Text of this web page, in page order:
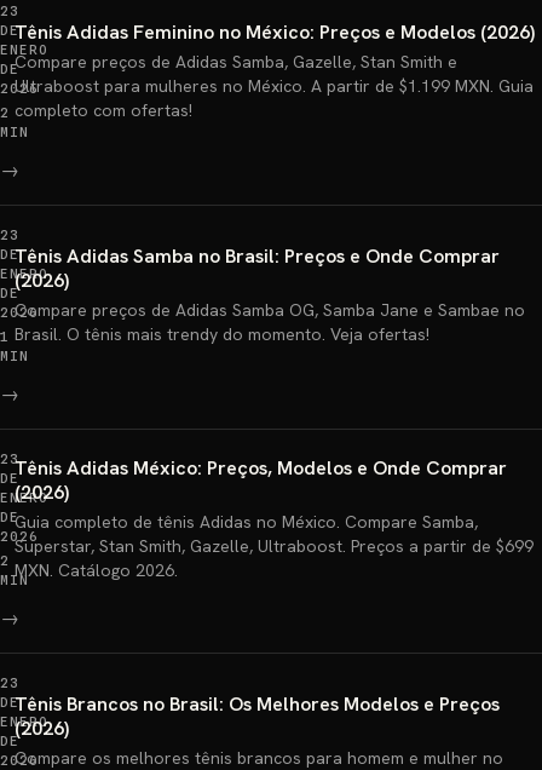
23
DE
ENERO
DE
2026
2
MIN
Tênis Adidas Feminino no México: Preços e Modelos (2026)
Compare preços de Adidas Samba, Gazelle, Stan Smith e
Ultraboost para mulheres no México. A partir de $1.199 MXN. Guia
completo com ofertas!
→
23
DE
ENERO
DE
2026
1
MIN
Tênis Adidas Samba no Brasil: Preços e Onde Comprar
(2026)
Compare preços de Adidas Samba OG, Samba Jane e Sambae no
Brasil. O tênis mais trendy do momento. Veja ofertas!
→
23
DE
ENERO
DE
2026
2
MIN
Tênis Adidas México: Preços, Modelos e Onde Comprar
(2026)
Guia completo de tênis Adidas no México. Compare Samba,
Superstar, Stan Smith, Gazelle, Ultraboost. Preços a partir de $699
MXN. Catálogo 2026.
→
23
DE
ENERO
DE
2026
Tênis Brancos no Brasil: Os Melhores Modelos e Preços
(2026)
Compare os melhores tênis brancos para homem e mulher no